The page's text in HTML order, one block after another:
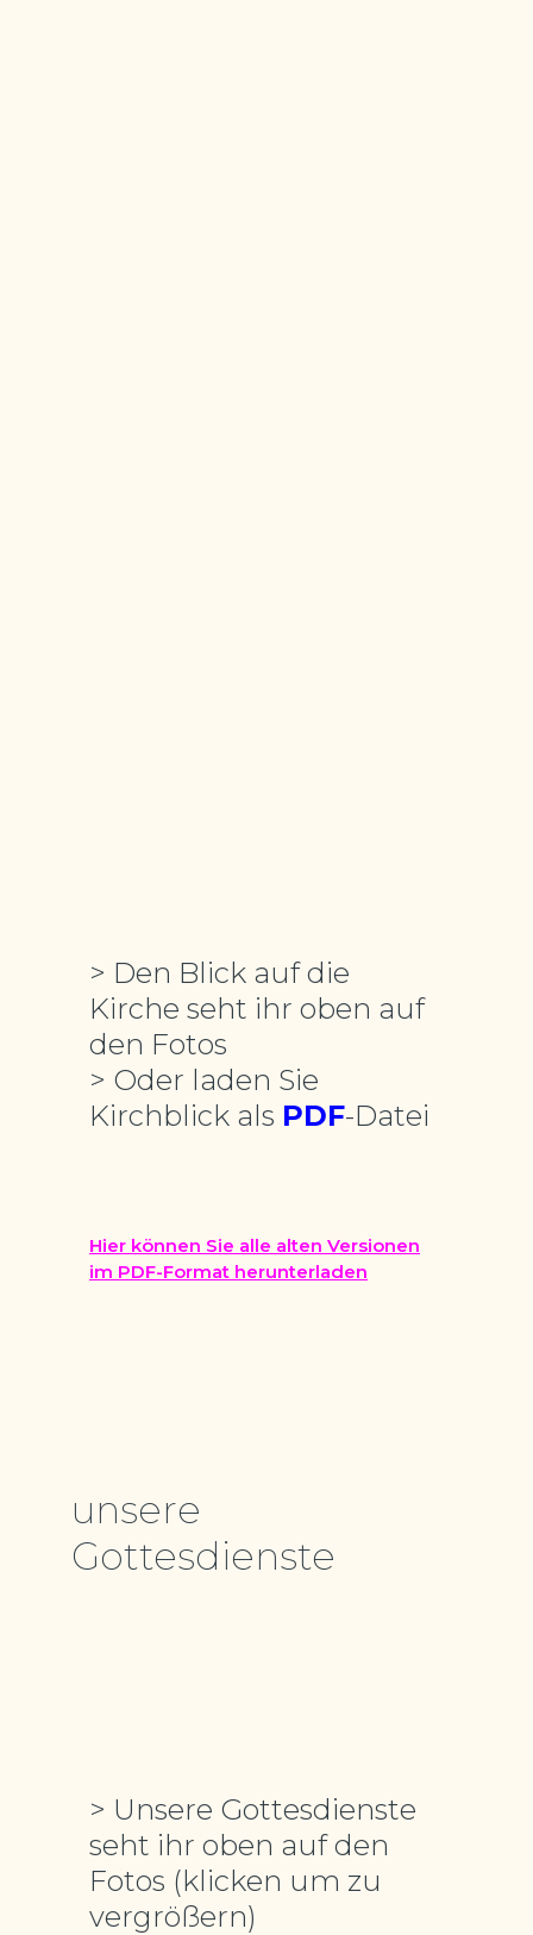
> Den Blick auf die
Kirche seht ihr oben auf
den Fotos
> Oder laden Sie
Kirchblick als PDF-Datei
Hier können Sie alle alten Versionen
im PDF-Format herunterladen
unsere
Gottesdienste
> Unsere Gottesdienste
seht ihr oben auf den
Fotos (klicken um zu
vergrößern)